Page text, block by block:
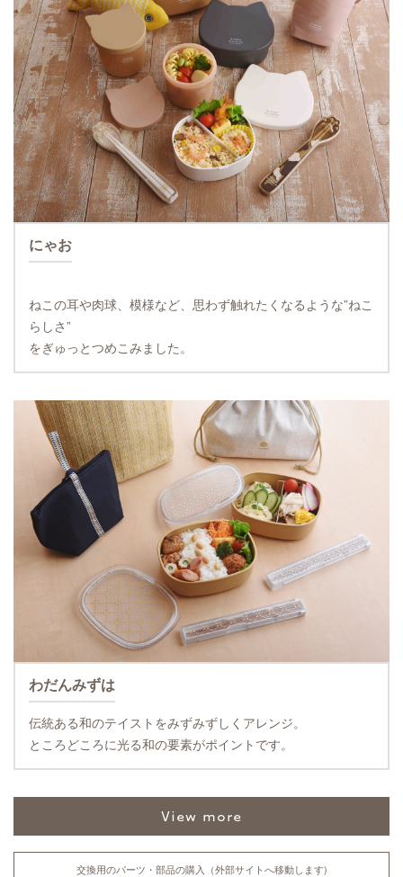
にゃお
ねこの耳や肉球、模様など、思わず触れたくなるような”ねこ
らしさ”
をぎゅっとつめこみました。
わだんみずは
伝統ある和のテイストをみずみずしくアレンジ。
ところどころに光る和の要素がポイントです。
view more
交換用のパーツ・部品の購入（外部サイトへ移動します)